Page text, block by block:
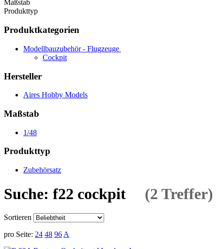
Maßstab
Produkttyp
Produktkategorien
Modellbauzubehör - Flugzeuge
Cockpit
Hersteller
Aires Hobby Models
Maßstab
1/48
Produkttyp
Zubehörsatz
Suche: f22 cockpit (2 Treffer)
Sortieren
pro Seite: 24 48 96 A